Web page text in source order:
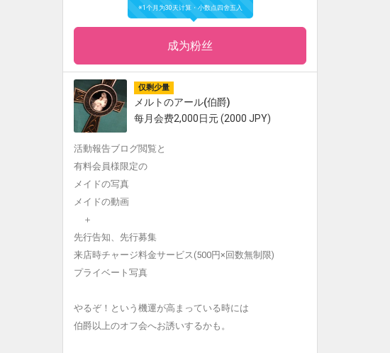
※1个月为30天计算・小数点四舍五入
成为粉丝
仅剩少量
メルトのアール(伯爵)
每月会费2,000日元 (2000 JPY)
活動報告ブログ閲覧と
有料会員様限定の
メイドの写真
メイドの動画
＋
先行告知、先行募集
来店時チャージ料金サービス(500円×回数無制限)
プライベート写真
やるぞ！という機運が高まっている時には
伯爵以上のオフ会へお誘いするかも。